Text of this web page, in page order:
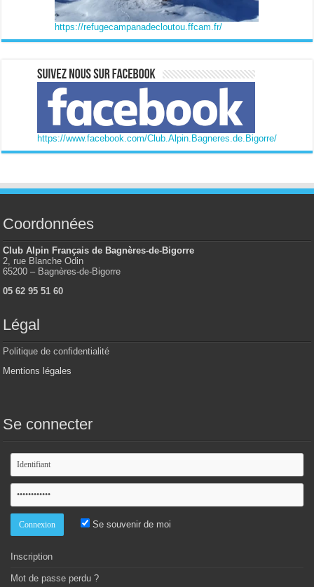
https://refugecampanadecloutou.ffcam.fr/
https://www.facebook.com/Club.Alpin.Bagneres.de.Bigorre/
Coordonnées
Club Alpin Français de Bagnères-de-Bigorre
2, rue Blanche Odin
65200 – Bagnères-de-Bigorre
05 62 95 51 60
Légal
Politique de confidentialité
Mentions légales
Se connecter
Se souvenir de moi
Inscription
Mot de passe perdu ?